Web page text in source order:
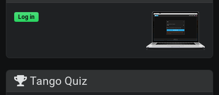
Log in
Tango Quiz